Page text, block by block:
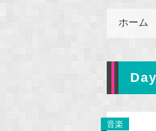
ホーム
音楽